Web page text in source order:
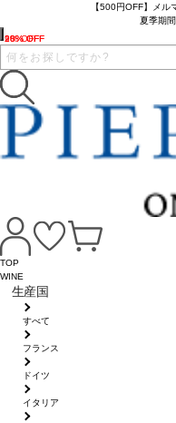
【500円OFF】メル
夏季期
TOP
WINE
生産国
すべて
フランス
ドイツ
イタリア
28% OFF
10% OFF
9% OFF